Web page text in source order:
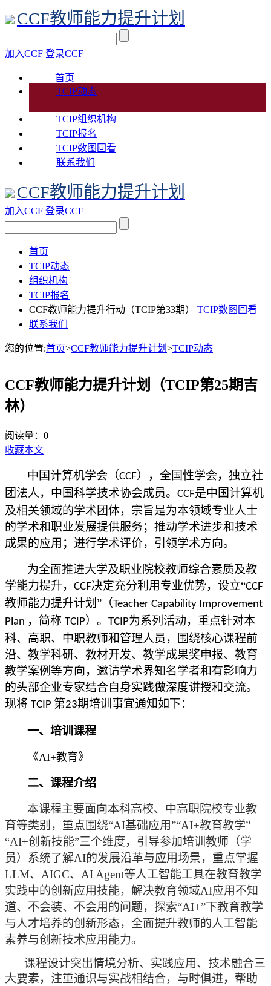
CCF教师能力提升计划
加入CCF 登录CCF
首页
TCIP动态
TCIP组织机构
TCIP报名
TCIP数图回看
联系我们
CCF教师能力提升计划
加入CCF 登录CCF
首页
TCIP动态
组织机构
TCIP报名
CCF教师能力提升行动（TCIP第33期） TCIP数图回看
联系我们
您的位置:首页>CCF教师能力提升计划 >TCIP动态
CCF教师能力提升计划（TCIP第25期吉
林）
阅读量： 0
收藏本文
中国计算机学会（CCF），全国性学会，独立社
团法人，中国科学技术协会成员。 CCF是中国计算机
及相关领域的学术团体，宗旨是为本领域专业人士
的学术和职业发展提供服务；推动学术进步和技术
成果的应用；进行学术评价，引领学术方向。
为全面推进大学及职业院校教师综合素质及教
学能力提升， CCF决定充分利用专业优势，设立“CCF
教师能力提升计划”（Teacher Capability Improvement
Plan ，简称 TCIP）。 TCIP为系列活动，重点针对本
科、高职、中职教师和管理人员，围绕核心课程前
沿、教学科研、教材开发、教学成果奖申报、教育
教学案例等方向，邀请学术界知名学者和有影响力
的头部企业专家结合自身实践做深度讲授和交流。
现将 TCIP 第23期培训事宜通知如下：
一、培训课程
《AI+教育》
二、课程介绍
本课程主要面向本科高校、中高职院校专业教
育等类别，重点围绕“AI基础应用”“AI+教育教学”
“AI+创新技能”三个维度，引导参加培训教师（学
员）系统了解AI的发展沿革与应用场景，重点掌握
LLM、 AIGC、 AI Agent等人工智能工具在教育教学
实践中的创新应用技能，解决教育领域AI应用不知
道、不会装、不会用的问题，探索“AI+”下教育教学
与人才培养的创新形态，全面提升教师的人工智能
素养与创新技术应用能力。
课程设计突出情境分析、实践应用、技术融合三
大要素，注重通识与实战相结合，与时俱进，帮助